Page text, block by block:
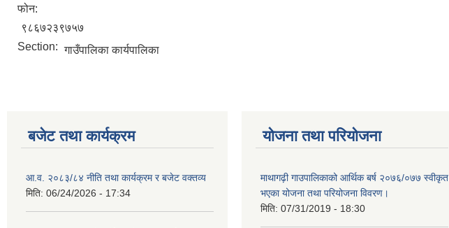
फोन:
९८६७२३९७५७
Section: गाउँपालिका कार्यपालिका
बजेट तथा कार्यक्रम
आ.व. २०८३/८४ नीति तथा कार्यक्रम र बजेट वक्तव्य
मिति: 06/24/2026 - 17:34
योजना तथा परियोजना
माथागढ़ी गाउपालिकाको आर्थिक बर्ष २०७६/०७७ स्वीकृत
भएका योजना तथा परियोजना विवरण।
मिति: 07/31/2019 - 18:30